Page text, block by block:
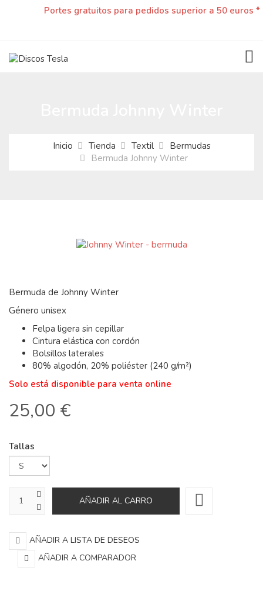
Portes gratuitos para pedidos superior a 50 euros *
Inicio Tienda Textil
Bermudas
Bermuda Johnny Winter
Bermuda de Johnny Winter
Género unisex
Felpa ligera sin cepillar
Cintura elástica con cordón
Bolsillos laterales
80% algodón, 20% poliéster (240 g/m²)
Solo está disponible para venta online
25,00 €
Tallas
AÑADIR A LISTA DE DESEOS
AÑADIR A COMPARADOR